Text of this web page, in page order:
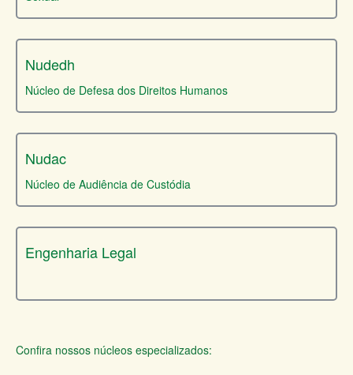
Nudedh
Núcleo de Defesa dos Direitos Humanos
Nudac
Núcleo de Audiência de Custódia
Engenharia Legal
Confira nossos núcleos especializados: